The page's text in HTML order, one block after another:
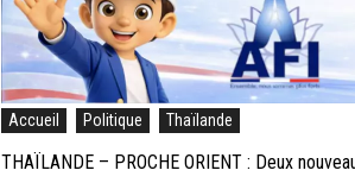
Accueil Politique Thaïlande
THAÏLANDE – PROCHE ORIENT : Deux